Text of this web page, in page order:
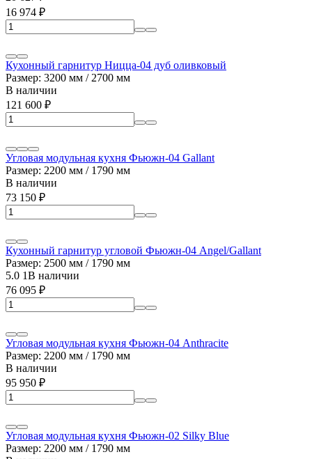
16 974 ₽
Кухонный гарнитур Ницца-04 дуб оливковый
Размер: 3200 мм / 2700 мм
В наличии
121 600 ₽
Угловая модульная кухня Фьюжн-04 Gallant
Размер: 2200 мм / 1790 мм
В наличии
73 150 ₽
Кухонный гарнитур угловой Фьюжн-04 Angel/Gallant
Размер: 2500 мм / 1790 мм
5.0 1В наличии
76 095 ₽
Угловая модульная кухня Фьюжн-04 Anthracite
Размер: 2200 мм / 1790 мм
В наличии
95 950 ₽
Угловая модульная кухня Фьюжн-02 Silky Blue
Размер: 2200 мм / 1790 мм